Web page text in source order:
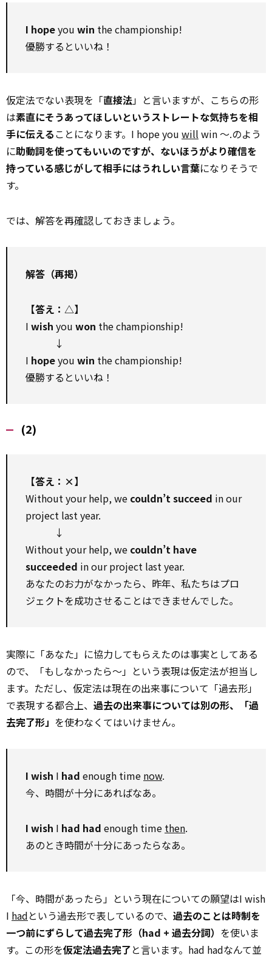
I hopeyou win the championship!
優勝するといいね！
仮定法でない表現を「直接法」と言いますが、こちらの形
は素直にそうあってほしいというストレートな気持ちを相
手に伝えることになります。I hope you will win ～.のよう
に助動詞を使ってもいいのですが、ないほうがより確信を
持っている感じがして相手にはうれしい言葉になりそうで
す。
では、解答を再確認しておきましょう。
解答（再掲）
【答え：△】
I wish you won the championship!
↓
I hopeyou win the championship!
優勝するといいね！
(2)
【答え：×】
Without your help, we couldn’t succeed in our
project last year.
↓
Without your help, we couldn’t have
succeeded in our project last year.
あなたのお力がなかったら、昨年、私たちはプロ
ジェクトを成功させることはできませんでした。
実際に「あなた」に協力してもらえたのは事実としてある
ので、「もしなかったら～」という表現は仮定法が担当し
ます。ただし、仮定法は現在の出来事について「過去形」
で表現する都合上、 過去の出来事については別の形、「過
去完了形」 を使わなくてはいけません。
I wish I had enough time now.
今、時間が十分にあればなあ。
I wish I had had enough time then.
あのとき時間が十分にあったらなあ。
「今、時間があったら」という現在についての願望はI wish
I hadという過去形で表しているので、 過去のことは時制を
一つ前にずらして過去完了形（had + 過去分詞） を使いま
す。この形を仮定法過去完了と言います。had hadなんて並